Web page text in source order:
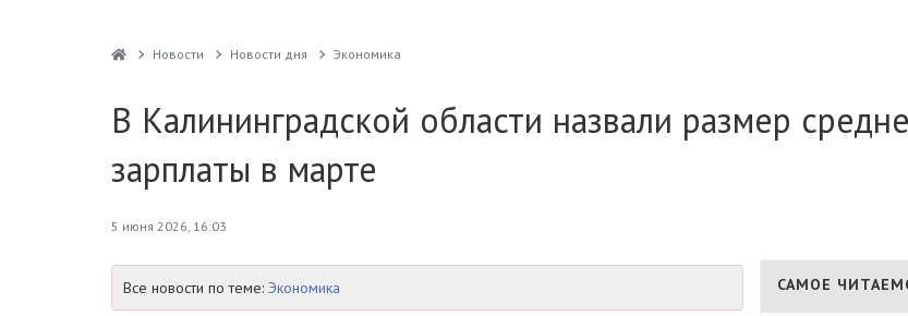
Новости Новости дня Экономика
В Калининградской области назвали размер
зарплаты в марте
5 июня 2026, 16:03
Все новости по теме: Экономика САМОЕ